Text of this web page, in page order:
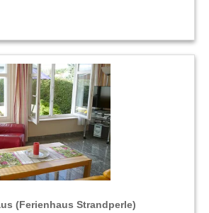
(Ferienhaus Strandperle)